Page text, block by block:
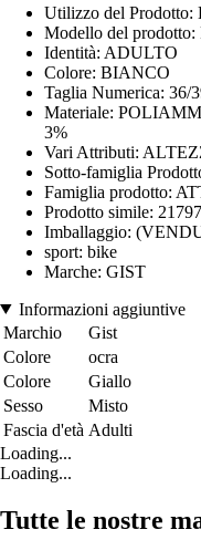
Utilizzo del Prodotto:
Modello del
Identità: ADULTO
Colore: BIANCO
Taglia Numerica: 36/
Materiale:
3%
Vari Attributi:
Sotto-famiglia
Famiglia prodotto:
Prodotto simile:
Imballaggio:
sport: bike
Marche: GIST
Informazioni aggiuntive
Marchio
Gist
Colore
ocra
Colore
Giallo
Sesso
Misto
Fascia d'età Adulti
Loading...
Loading...
Tutte le nostre